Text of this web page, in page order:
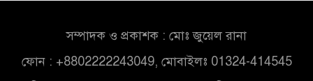
সম্পাদক ও প্রকাশক : মোঃ জুয়েল রানা
ফোন : +8802222243049, মোবাইলঃ 01324-414545